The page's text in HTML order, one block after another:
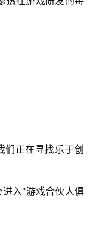
们正在寻找乐于创
进入“游戏合伙人俱